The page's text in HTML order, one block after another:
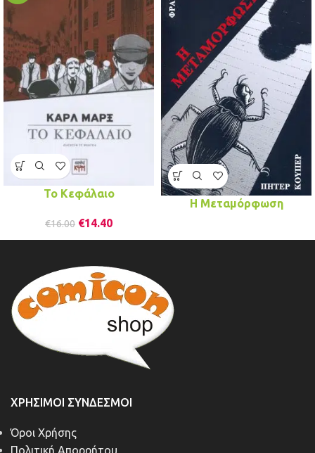
To Kεφάλαιο
€16.00 €14.40
Η Μεταμόρφωση
ΧΡΉΣΙΜΟΙ ΣΎΝΔΕΣΜΟΙ
Όροι Χρήσης